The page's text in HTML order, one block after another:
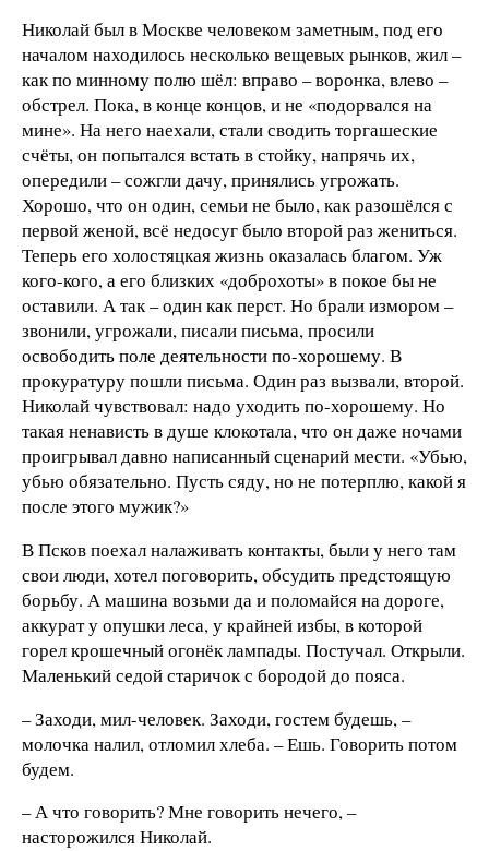
Николай был в Москве человеком заметным, под его
началом находилось несколько вещевых рынков, жил –
как по минному полю шёл: вправо – воронка, влево –
обстрел. Пока, в конце концов, и не «подорвался на
мине». На него наехали, стали сводить торгашеские
счёты, он попытался встать в стойку, напрячь их,
опередили – сожгли дачу, принялись угрожать.
Хорошо, что он один, семьи не было, как разошёлся с
первой женой, всё недосуг было второй раз жениться.
Теперь его холостяцкая жизнь оказалась благом. Уж
кого-кого, а его близких «доброхоты» в покое бы не
оставили. А так – один как перст. Но брали измором –
звонили, угрожали, писали письма, просили
освободить поле деятельности по-хорошему. В
прокуратуру пошли письма. Один раз вызвали, второй.
Николай чувствовал: надо уходить по-хорошему. Но
такая ненависть в душе клокотала, что он даже ночами
проигрывал давно написанный сценарий мести. «Убью,
убью обязательно. Пусть сяду, но не потерплю, какой я
после этого мужик?»
В Псков поехал налаживать контакты, были у него там
свои люди, хотел поговорить, обсудить предстоящую
борьбу. А машина возьми да и поломайся на дороге,
аккурат у опушки леса, у крайней избы, в которой
горел крошечный огонёк лампады. Постучал. Открыли.
Маленький седой старичок с бородой до пояса.
– Заходи, мил-человек. Заходи, гостем будешь, –
молочка налил, отломил хлеба. – Ешь. Говорить потом
будем.
– А что говорить? Мне говорить нечего, –
насторожился Николай.